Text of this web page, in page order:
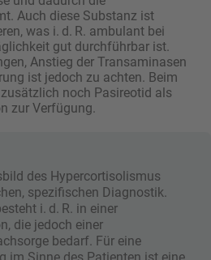
Auch diese Substanz ist
was i. d. R. ambulant bei
gut durchführbar ist.
Anstieg der Transaminasen
ist jedoch zu achten. Beim
noch Pasireotid als
zur Verfügung.
des Hypercortiso­lismus
spezifischen Diagnostik.
i. d. R. in einer
die jedoch einer
bedarf. Für eine